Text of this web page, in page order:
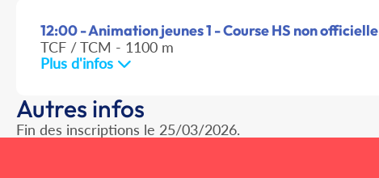
12:00 - Animation jeunes 1 - Course HS non officielle
TCF / TCM - 1100 m
Plus d'infos
Autres infos
Fin des inscriptions le 25/03/2026.